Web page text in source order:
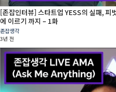
[존잡인터뷰] 스타트업 YESS의 실패, 피
에 이르기 까지 – 1화
존잡생각
3년 전